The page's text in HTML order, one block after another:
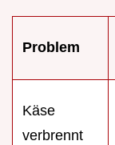
Problem
Käse
verbrennt